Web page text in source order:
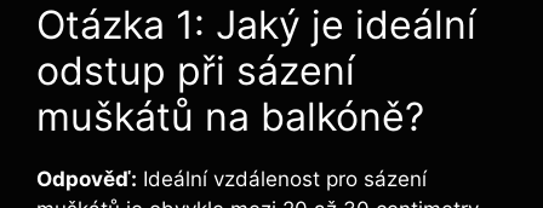
Otázka 1: Jaký je ideální
odstup při sázení
muškátů na balkóně?
Odpověď: Ideální vzdálenost pro sázení